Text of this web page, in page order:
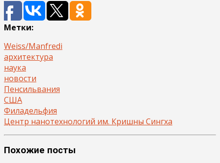
Метки:
Weiss/Manfredi
архитектура
наука
новости
Пенсильвания
США
Филадельфия
Центр нанотехнологий им. Кришны Сингха
Похожие посты